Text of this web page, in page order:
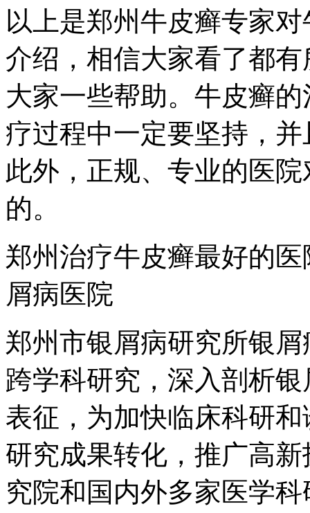
以上是郑州牛皮癣专家
介绍，相信大家看了都
大家一些帮助。牛皮癣
疗过程中一定要坚持，
此外，正规、专业的医
的。
郑州治疗牛皮癣最好的
屑病医院
郑州市银屑病研究所银
跨学科研究，深入剖析
表征，为加快临床科研
研究成果转化，推广高
究院和国内外多家医学